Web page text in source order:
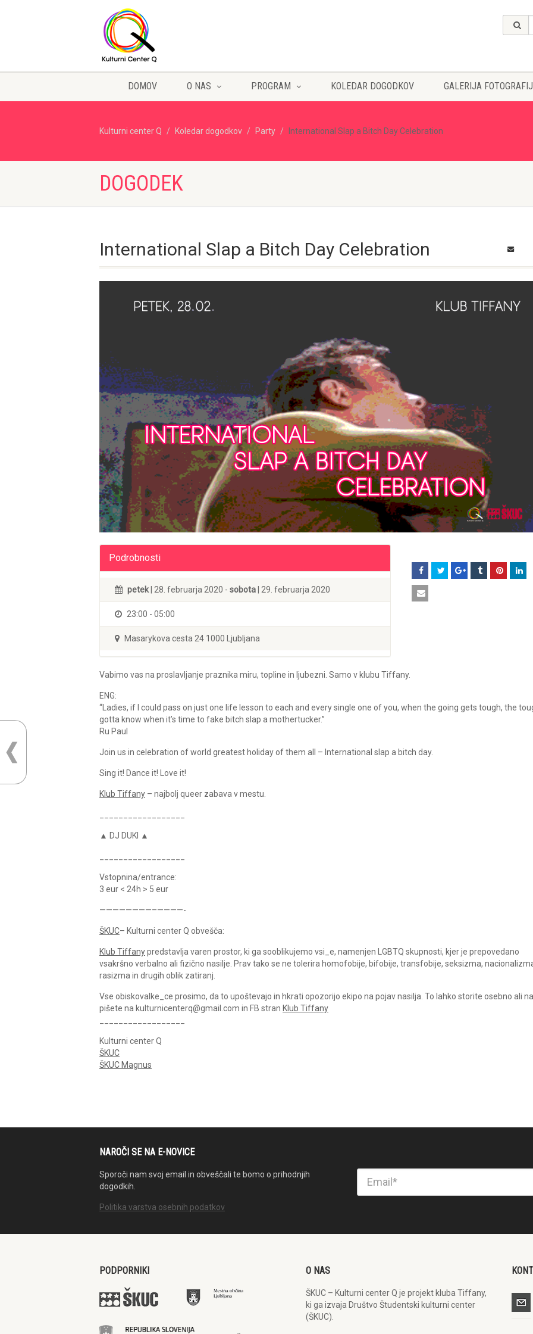
DOMOV O NAS PROGRAM KOLEDAR DOGODKOV GALERIJA FOTOGRAFIJ
Kulturni center Q Koledar dogodkov Party International Slap a Bitch Day Celebration
DOGODEK
International Slap a Bitch Day Celebration
Podrobnosti
petek | 28. februarja 2020 - sobota | 29. februarja 2020
23:00 - 05:00
Masarykova cesta 24 1000 Ljubljana
Vabimo vas na proslavljanje praznika miru, topline in ljubezni. Samo v klubu Tiffany.
ENG:
“Ladies, if I could pass on just one life lesson to each and every single one of you, when the going gets tough, the
gotta know when it’s time to fake bitch slap a mothertucker.”
Ru Paul
Join us in celebration of world greatest holiday of them all – International slap a bitch day.
Sing it! Dance it! Love it!
Klub Tiffany – najbolj queer zabava v mestu.
▲ DJ DUKI ▲
Vstopnina/entrance:
3 eur < 24h > 5 eur
————————–————-
ŠKUC– Kulturni center Q obvešča:
Klub Tiffanypredstavlja varen prostor, ki ga sooblikujemo vsi_e, namenjen LGBTQ skupnosti, kjer je prepovedano
vsakršno verbalno ali fizično nasilje. Prav tako se ne tolerira homofobije, bifobije, transfobije, seksizma,
rasizma in drugih oblik zatiranj.
Vse obiskovalke_ce prosimo, da to upoštevajo in hkrati opozorijo ekipo na pojav nasilja. To lahko storite osebno ali
pišete na kulturnicenterq@gmail.com in FB stran Klub Tiffany
Kulturni center Q
ŠKUC
ŠKUC Magnus
NAROČI SE NA E-NOVICE
Sporoči nam svoj email in obveščali te bomo o prihodnjih
dogodkih.
Politika varstva osebnih podatkov
PODPORNIKI O NAS
ŠKUC – Kulturni center Q je projekt kluba Tiffany,
ki ga izvaja Društvo Študentski kulturni center
(ŠKUC).